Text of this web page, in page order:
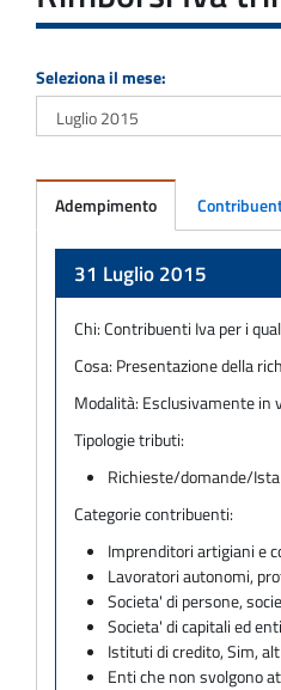
Seleziona il mese:
Adempimento
31 Luglio 2015
Chi:Contribuenti Iva per i
Cosa: Presentazione della
Modalità: Esclusivamente in
Tipologie tributi:
Richieste/domande/
Categorie contribuenti:
Imprenditori artigiani e
Lavoratori autonomi,
Societa' di persone,
Societa' di capitali ed
Istituti di credito, Sim,
Enti che non svolgono